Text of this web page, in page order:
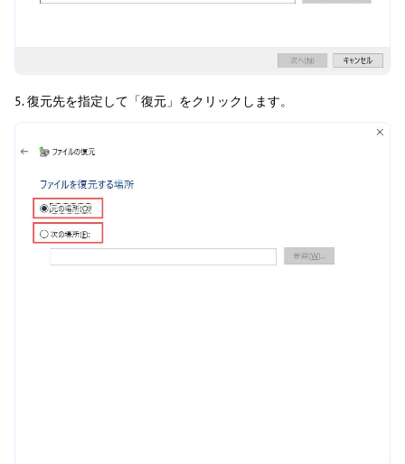
5. 復元先を指定して「復元」をクリックします。